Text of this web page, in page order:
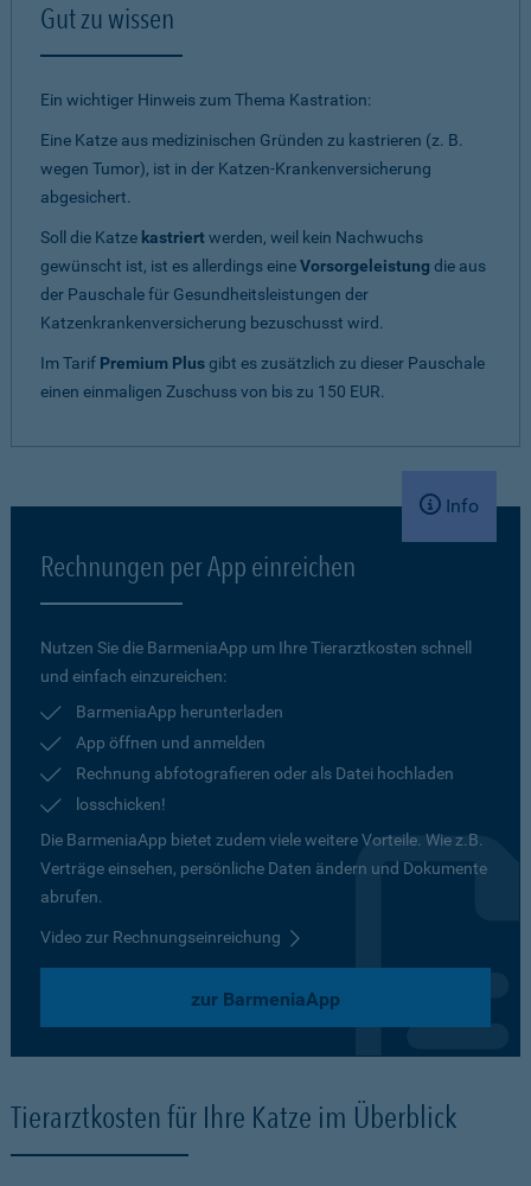
Gut zu wissen
Ein wichtiger Hinweis zum Thema Kastration:
Eine Katze aus medizinischen Gründen zu kastrieren (z. B.
wegen Tumor), ist in der Katzen-Krankenversicherung
abgesichert.
Soll die Katze kastriertwerden, weil kein Nachwuchs
gewünscht ist, ist es allerdings eineVorsorgeleistung die aus
der Pauschale für Gesundheitsleistungen der
Katzenkrankenversicherung bezuschusst wird.
Im Tarif Premium Plusgibt es zusätzlich zu dieser Pauschale
einen einmaligen Zuschuss von bis zu 150 EUR.
Info
Rechnungen per App einreichen
Nutzen Sie die BarmeniaApp um Ihre Tierarztkosten schnell
und einfach einzureichen:
BarmeniaApp herunterladen
App öffnen und anmelden
Rechnung abfotografieren oder als Datei hochladen
losschicken!
Die BarmeniaApp bietet zudem viele weitere Vorteile. Wie z.B.
Verträge einsehen, persönliche Daten ändern und Dokumente
abrufen.
Video zur Rechnungseinreichung
zur BarmeniaApp
Tierarztkosten für Ihre Katze im Überblick